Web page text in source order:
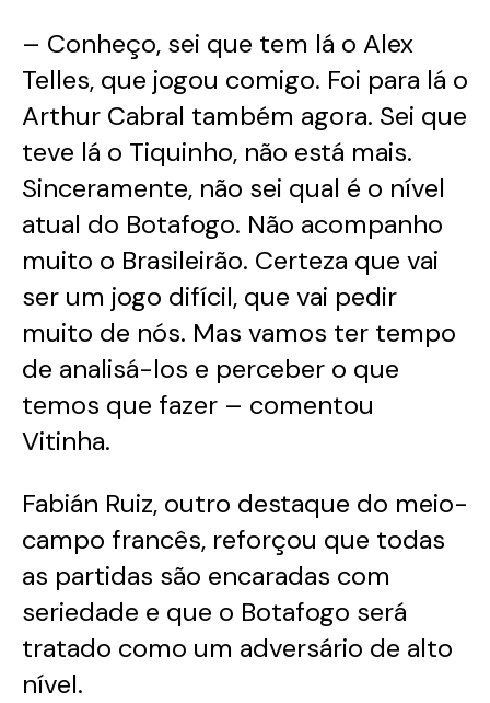
– Conheço, sei que tem lá o Alex
Telles, que jogou comigo. Foi para lá o
Arthur Cabral também agora. Sei que
teve lá o Tiquinho, não está mais.
Sinceramente, não sei qual é o nível
atual do Botafogo. Não acompanho
muito o Brasileirão. Certeza que vai
ser um jogo difícil, que vai pedir
muito de nós. Mas vamos ter tempo
de analisá-los e perceber o que
temos que fazer – comentou
Vitinha.
Fabián Ruiz, outro destaque do meio-
campo francês, reforçou que todas
as partidas são encaradas com
seriedade e que o Botafogo será
tratado como um adversário de alto
nível.